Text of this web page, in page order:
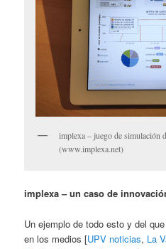
implexa – juego de simulación
(www.implexa.net)
implexa – un caso de
Un ejemplo de todo esto y del
en los medios [UPV noticias, La